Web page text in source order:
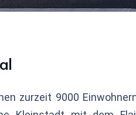
zurzeit 9000